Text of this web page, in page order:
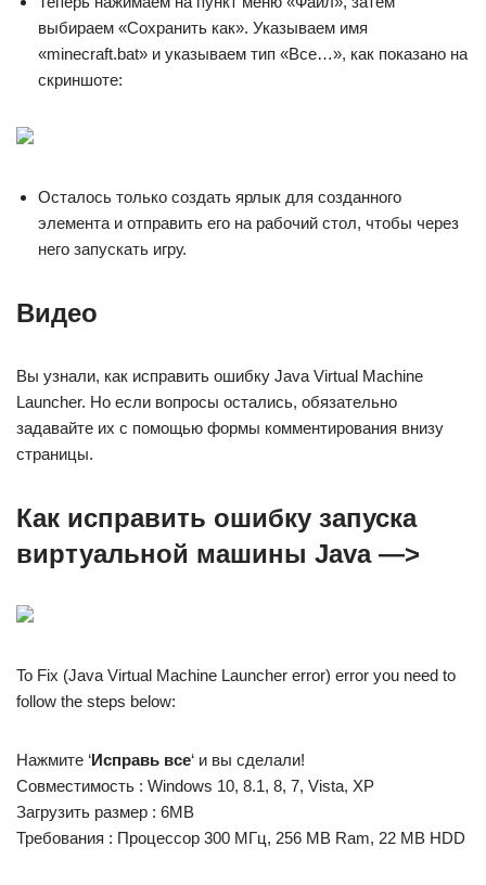
выбираем «Сохранить как». Указываем имя
«minecraft.bat» и указываем тип «Все…», как показано на
скриншоте:
Осталось только создать ярлык для созданного
элемента и отправить его на рабочий стол, чтобы через
него запускать игру.
Видео
Вы узнали, как исправить ошибку Java Virtual Machine
Launcher. Но если вопросы остались, обязательно
задавайте их с помощью формы комментирования внизу
страницы.
Как исправить ошибку запуска
виртуальной машины Java —>
To Fix (Java Virtual Machine Launcher error) error you need to
follow the steps below:
Нажмите ‘Исправь все‘ и вы сделали!
Совместимость : Windows 10, 8.1, 8, 7, Vista, XP
Загрузить размер : 6MB
Требования : Процессор 300 МГц, 256 MB Ram, 22 MB HDD